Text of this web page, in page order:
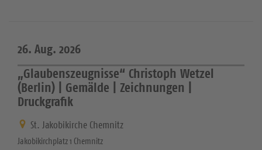
26. Aug. 2026
„Glaubenszeugnisse“ Christoph Wetzel
(Berlin) | Gemälde | Zeichnungen |
Druckgrafik
St. Jakobikirche Chemnitz
Jakobikirchplatz 1 Chemnitz